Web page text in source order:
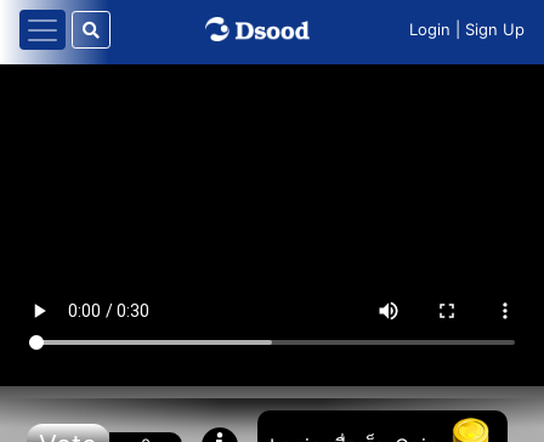
Login Sign Up